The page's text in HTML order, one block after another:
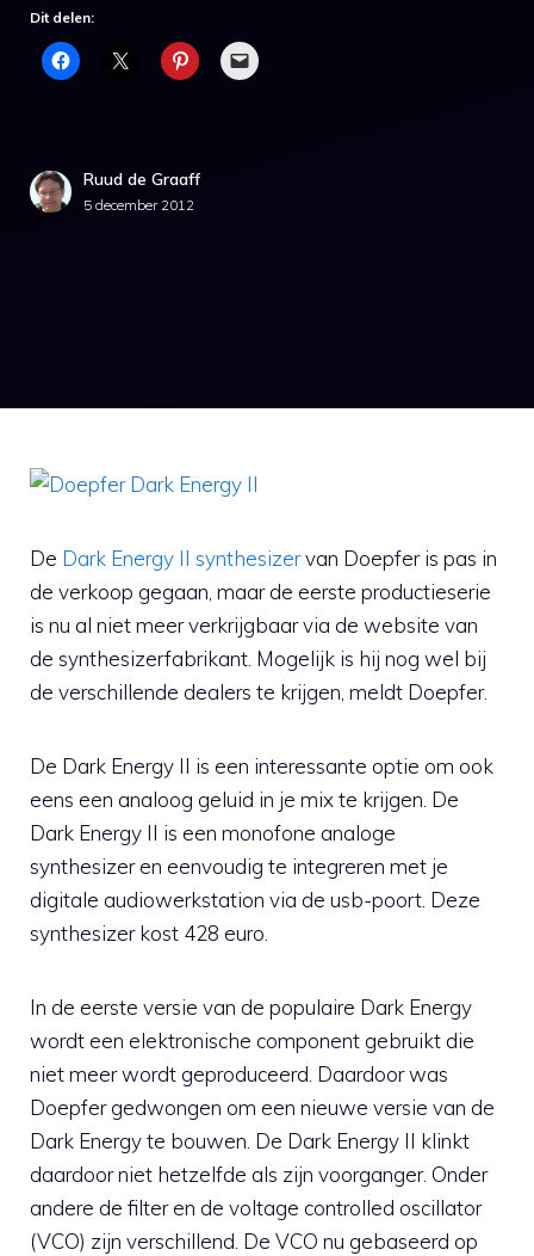
Dit delen:
Ruud de Graaff
5 december 2012
De Dark Energy II synthesizervan Doepfer is pas in
de verkoop gegaan, maar de eerste productieserie
is nu al niet meer verkrijgbaar via de website van
de synthesizerfabrikant. Mogelijk is hij nog wel bij
de verschillende dealers te krijgen, meldt Doepfer.
De Dark Energy II is een interessante optie om ook
eens een analoog geluid in je mix te krijgen. De
Dark Energy II is een monofone analoge
synthesizer en eenvoudig te integreren met je
digitale audiowerkstation via de usb-poort. Deze
synthesizer kost 428 euro.
In de eerste versie van de populaire Dark Energy
wordt een elektronische component gebruikt die
niet meer wordt geproduceerd. Daardoor was
Doepfer gedwongen om een nieuwe versie van de
Dark Energy te bouwen. De Dark Energy II klinkt
daardoor niet hetzelfde als zijn voorganger. Onder
andere de filter en de voltage controlled oscillator
(VCO) zijn verschillend. De VCO nu gebaseerd op